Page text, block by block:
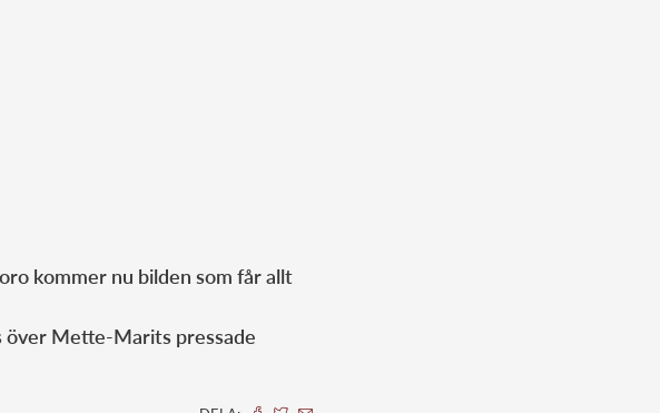
kommer nu bilden som får allt
över Mette-Marits pressade